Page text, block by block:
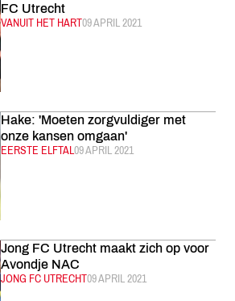
FC Utrecht
CATEGORIE:
VANUIT HET HARTGEPUBLICEERD:
09 APRIL 2021
Hake: 'Moeten zorgvuldiger met
onze kansen omgaan'
CATEGORIE:
EERSTE ELFTALGEPUBLICEERD:
09 APRIL 2021
Jong FC Utrecht maakt zich op voor
Avondje NAC
CATEGORIE:
JONG FC UTRECHTGEPUBLICEERD:
09 APRIL 2021